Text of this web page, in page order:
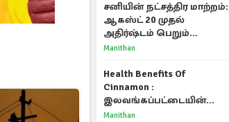
சனியின் நட்சத்திர மாற்றம்:
ஆகஸ்ட் 20 முதல்
அதிர்ஷ்டம் பெறும்
ராசிகள்!
Manithan
Health Benefits Of
Cinnamon :
இலவங்கப்பட்டையின்
மருத்துவ குணங்களும்
Manithan